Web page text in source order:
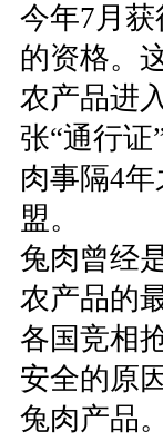
今年7月
的资格。
农产品进
张“通行证
肉事隔4
盟。
兔肉曾经
农产品的
各国竞相
安全的原
兔肉产品